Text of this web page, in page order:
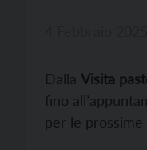
Dalla Visita
fino
per le